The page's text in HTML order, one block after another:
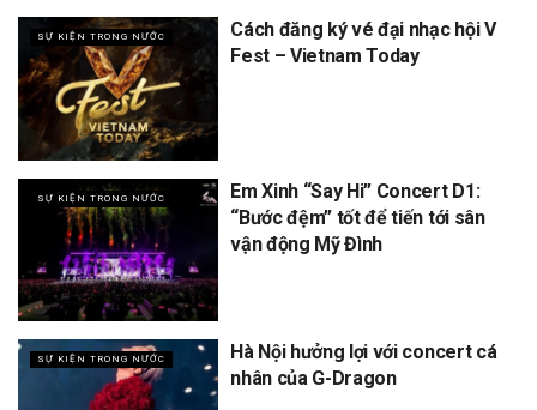
SỰ KIỆN TRONG NƯỚC
Cách đăng ký vé đại nhạc hội V
Fest – Vietnam Today
SỰ KIỆN TRONG NƯỚC
Em Xinh “Say Hi” Concert D1:
“Bước đệm” tốt để tiến tới sân
vận động Mỹ Đình
SỰ KIỆN TRONG NƯỚC
Hà Nội hưởng lợi với concert cá
nhân của G-Dragon